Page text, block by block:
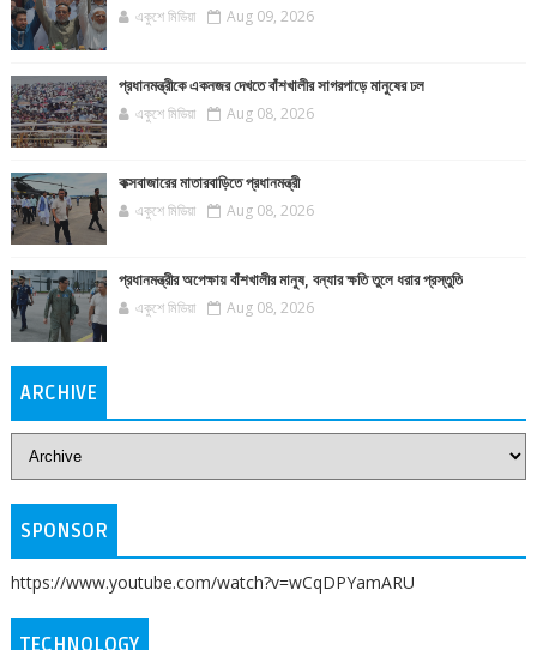
একুশে মিডিয়া Aug 09, 2026
প্রধানমন্ত্রীকে একনজর দেখতে বাঁশখালীর সাগরপাড়ে মানুষের ঢল
একুশে মিডিয়া Aug 08, 2026
কক্সবাজারের মাতারবাড়িতে প্রধানমন্ত্রী
একুশে মিডিয়া Aug 08, 2026
প্রধানমন্ত্রীর অপেক্ষায় বাঁশখালীর মানুষ, বন্যার ক্ষতি তুলে ধরার প্রস্তুতি
একুশে মিডিয়া Aug 08, 2026
ARCHIVE
SPONSOR
https://www.youtube.com/watch?v=wCqDPYamARU
TECHNOLOGY